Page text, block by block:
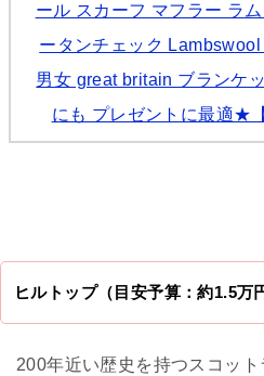
ール スカーフ マフラー ラ
ータンチェック
男女 great britain ブランケ
にも プレゼントに最適★
ヒルトップ（目安予算：約1.5万
200年近い歴史を持つスコッ